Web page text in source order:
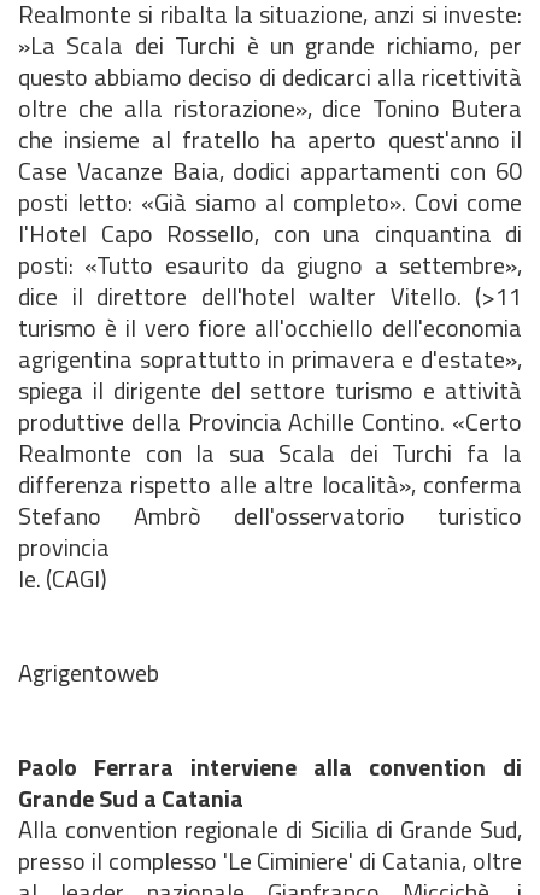
Realmonte si ribalta la situazione, anzi si investe:
»La Scala dei Turchi è un grande richiamo, per
questo abbiamo deciso di dedicarci alla ricettività
oltre che alla ristorazione», dice Tonino Butera
che insieme al fratello ha aperto quest'anno il
Case Vacanze Baia, dodici appartamenti con 60
posti letto: «Già siamo al completo». Covi come
l'Hotel Capo Rossello, con una cinquantina di
posti: «Tutto esaurito da giugno a settembre»,
dice il direttore dell'hotel walter Vitello. (>11
turismo è il vero fiore all'occhiello dell'economia
agrigentina soprattutto in primavera e d'estate»,
spiega il dirigente del settore turismo e attività
produttive della Provincia Achille Contino. «Certo
Realmonte con la sua Scala dei Turchi fa la
differenza rispetto alle altre località», conferma
Stefano Ambrò dell'osservatorio turistico
provincia
le. (CAGI)
Agrigentoweb
Paolo Ferrara interviene alla convention di
Grande Sud a Catania
Alla convention regionale di Sicilia di Grande Sud,
presso il complesso 'Le Ciminiere' di Catania, oltre